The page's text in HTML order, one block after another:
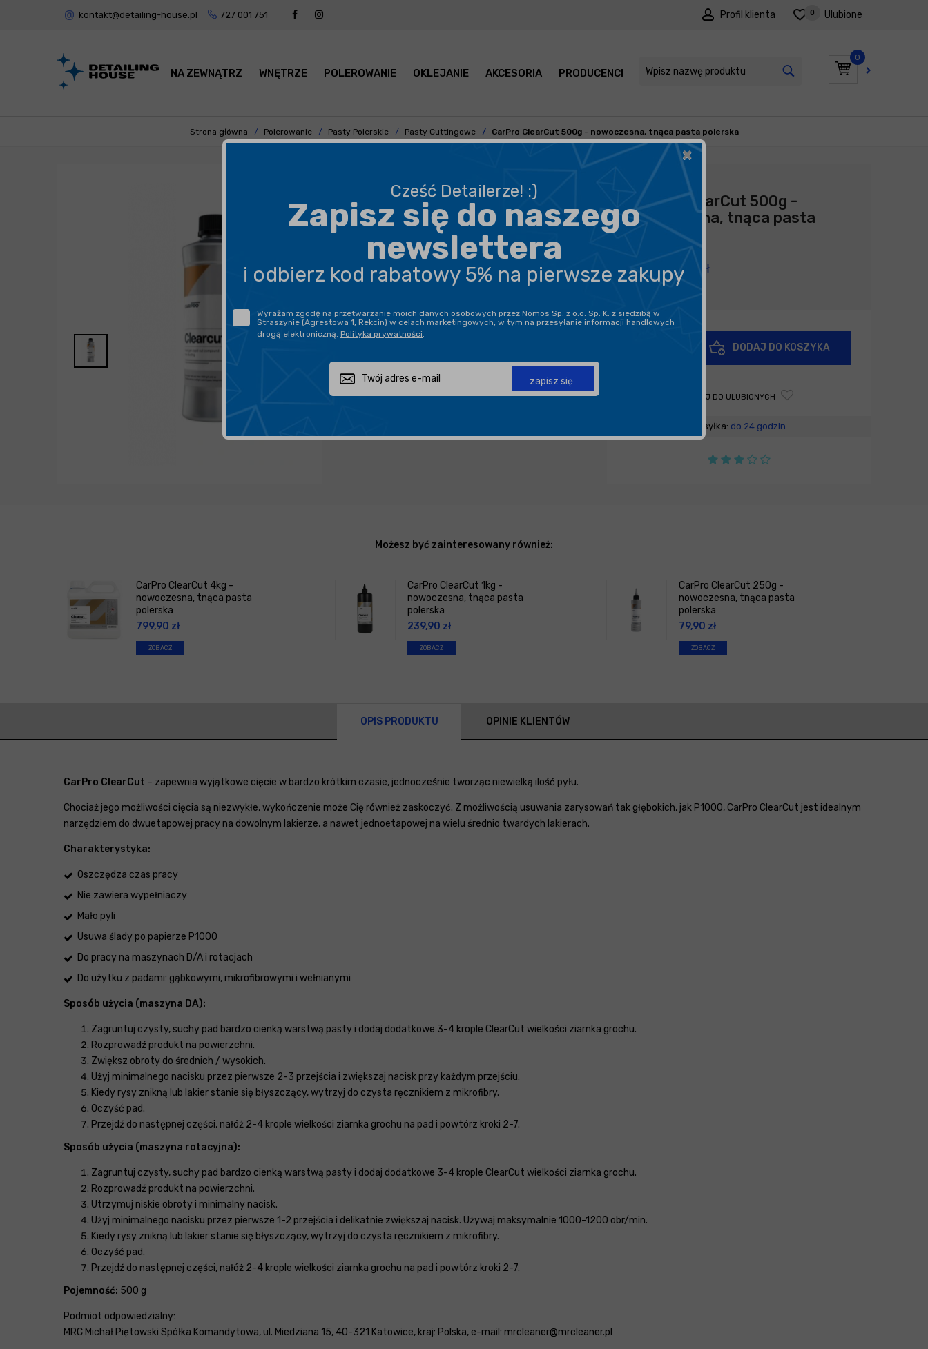
kontakt@detailing-house.pl 727 001 751 Profil klienta Ulubione
0
0
NA ZEWNĄTRZ WNĘTRZE POLEROWANIE OKLEJANIE AKCESORIA PRODUCENCI PROMOCJE
Strona główna Polerowanie Pasty Polerskie Pasty Cuttingowe CarPro ClearCut 500g - nowoczesna, tnąca pasta polerska
BEZPIECZNA WYSYŁKA
DARMOWA DOSTAWA OD 199,90 ZŁ
PROFESJONALNE DORADZTWO
Zapytaj o produkt
Producent: Carpro
CarPro ClearCut 500g -
nowoczesna, tnąca pasta
polerska
159,90zł
/
DODAJ DO KOSZYKA
DODAJ DO ULUBIONYCH
Wysyłka: do 24 godzin
Możesz być zainteresowany również:
CarPro ClearCut 4kg -
nowoczesna, tnąca pasta
polerska
799,90 zł
ZOBACZ
CarPro ClearCut 1kg -
nowoczesna, tnąca pasta
polerska
239,90 zł
ZOBACZ
CarPro ClearCut 250g -
nowoczesna, tnąca pasta
polerska
79,90 zł
ZOBACZ
OPIS PRODUKTU OPINIE KLIENTÓW
CarPro ClearCut – zapewnia wyjątkowe cięcie w bardzo krótkim czasie, jednocześnie tworząc niewielką ilość pyłu.
Chociaż jego możliwości cięcia są niezwykłe, wykończenie może Cię również zaskoczyć. Z możliwością usuwania zarysowań tak głębokich, jak P1000, CarPro ClearCut jest idealnym
narzędziem do dwuetapowej pracy na dowolnym lakierze, a nawet jednoetapowej na wielu średnio twardych lakierach.
Charakterystyka:
Oszczędza czas pracy
Nie zawiera wypełniaczy
Mało pyli
Usuwa ślady po papierze P1000
Do pracy na maszynach D/A i rotacjach
Do użytku z padami: gąbkowymi, mikrofibrowymi i wełnianymi
Sposób użycia (maszyna DA):
Zagruntuj czysty, suchy pad bardzo cienką warstwą pasty i dodaj dodatkowe 3-4 krople ClearCut wielkości ziarnka grochu.
Rozprowadź produkt na powierzchni.
Zwiększ obroty do średnich / wysokich.
Użyj minimalnego nacisku przez pierwsze 2-3 przejścia i zwiększaj nacisk przy każdym przejściu.
Kiedy rysy znikną lub lakier stanie się błyszczący, wytrzyj do czysta ręcznikiem z mikrofibry.
Oczyść pad.
Przejdź do następnej części, nałóż 2-4 krople wielkości ziarnka grochu na pad i powtórz kroki 2-7.
Sposób użycia (maszyna rotacyjna):
Zagruntuj czysty, suchy pad bardzo cienką warstwą pasty i dodaj dodatkowe 3-4 krople ClearCut wielkości ziarnka grochu.
Rozprowadź produkt na powierzchni.
Utrzymuj niskie obroty i minimalny nacisk.
Użyj minimalnego nacisku przez pierwsze 1-2 przejścia i delikatnie zwiększaj nacisk. Używaj maksymalnie 1000-1200 obr/min.
Kiedy rysy znikną lub lakier stanie się błyszczący, wytrzyj do czysta ręcznikiem z mikrofibry.
Oczyść pad.
Przejdź do następnej części, nałóż 2-4 krople wielkości ziarnka grochu na pad i powtórz kroki 2-7.
Pojemność: 500 g
Podmiot odpowiedzialny:
MRC Michał Piętowski Spółka Komandytowa, ul. Miedziana 15, 40-321 Katowice, kraj: Polska, e-mail: mrcleaner@mrcleaner.pl
×
Cześć Detailerze! :)
Zapisz się do naszego
newslettera
i odbierz kod rabatowy 5% na pierwsze zakupy
Wyrażam zgodę na przetwarzanie moich danych osobowych przez Nomos Sp. z o.o. Sp. K. z siedzibą w
Straszynie (Agrestowa 1, Rekcin) w celach marketingowych, w tym na przesyłanie informacji handlowych
drogą elektroniczną. Polityka prywatności
zapisz się